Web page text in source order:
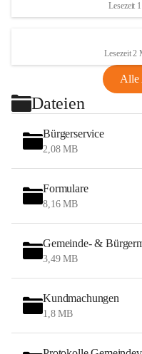
Lesezeit
Lesezeit 2
Alle
Dateien
Bürgerservice
2,08 MB
Formulare
8,16 MB
Gemeinde- &
3,49 MB
Kundmachungen
1,8 MB